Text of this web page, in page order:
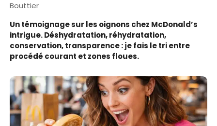
Bouttier
Un témoignage sur les oignons chez McDonald’s
intrigue. Déshydratation, réhydratation,
conservation, transparence : je fais le tri entre
procédé courant et zones floues.